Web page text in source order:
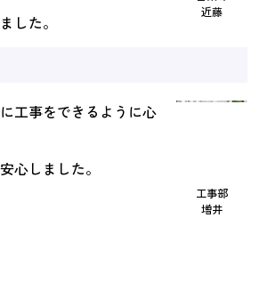
近藤
した。
工事部
増井
工事をできるように心
心しました。